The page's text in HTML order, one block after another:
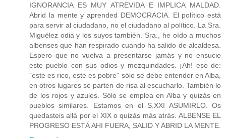
IGNORANCIA ES MUY ATREVIDA E IMPLICA MALDAD.
Abrid la mente y aprended DEMOCRACIA. El político está
para servir al ciudadano, no el ciudadano al político. La Sra.
Miguélez odia y los suyos también. Sra., he oído a muchos
albenses que han respirado cuando ha salido de alcaldesa.
Espero que no vuelva a presentarse jamás y no ensucie
este pueblo con sus odios y mezquindades. ¡Ah! eso de:
"este es rico, este es pobre" sólo se debe entender en Alba,
en otros lugares se parten de risa al escucharlo. También lo
de los rojos y azules. Sólo se emplea en Alba y quizás en
pueblos similares. Estamos en el S.XXI ASUMIRLO. Os
quedasteis allá por el XIX o quizás más atrás. ALBENSE EL
PROGRESO ESTÁ AHI FUERA, SALID Y ABRID LA MENTE.